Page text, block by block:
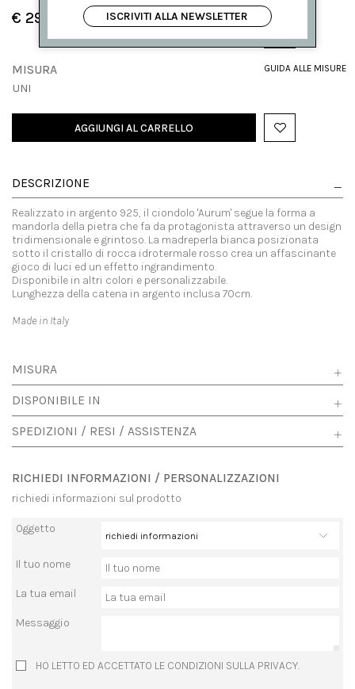
€ 290.00
GUIDA ALLE MISURE
MISURA
UNI
AGGIUNGI AL CARRELLO
DESCRIZIONE
Realizzato in argento 925, il ciondolo 'Aurum' segue la forma a
mandorla della pietra che fa da protagonista attraverso un design
tridimensionale e grintoso. La madreperla bianca posizionata
sotto il cristallo di rocca idrotermale rosso crea un affascinante
gioco di luci ed un effetto ingrandimento.
Disponibile in altri colori e personalizzabile.
Lunghezza della catena in argento inclusa 70cm.
Made in Italy
MISURA
DISPONIBILE IN
SPEDIZIONI / RESI / ASSISTENZA
RICHIEDI INFORMAZIONI / PERSONALIZZAZIONI
richiedi informazioni sul prodotto
Oggetto
Il tuo nome
La tua email
Messaggio
HO LETTO ED ACCETTATO LE CONDIZIONI SULLA PRIVACY.
ISCRIVITI ALLA NEWSLETTER